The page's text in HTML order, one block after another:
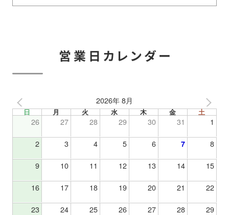
営業日カレンダー
2026年 8月
日 月 火 水 木 金 土
26 27 28 29 30 31 1
2 3 4 5 6 7 8
9 10 11 12 13 14 15
16 17 18 19 20 21 22
23 24 25 26 27 28 29